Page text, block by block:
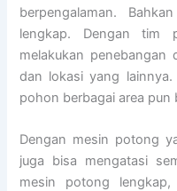
berpengalaman.
lengkap. Dengan tim
melakukan penebangan
dan lokasi yang lainnya.
pohon berbagai area pun
Dengan mesin potong
juga bisa mengatasi
mesin potong